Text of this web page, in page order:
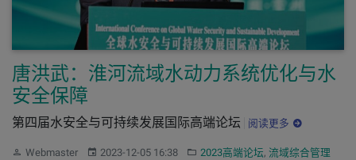
唐洪武：淮河流域水动力系统优化与水
安全保障
第四届水安全与可持续发展国际高端论坛 阅读更多
作者：
Webmaster 发布：2023-12-05 16:38 分类：
2023高端论坛, 流域综合管理